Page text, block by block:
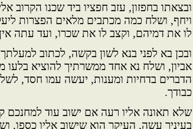
ובצאתו בחפזון, עזב חפציו ביד שכנו הקרוב
ויחף, ושלח כמה מכתבים מלאים הפצרות
לו את דמיהם, וקצב לו את שכרו, ועד עתה אין
ובכן בא לפני בנא לשון בקשה, לכתוב
אביון, ושלח נא אחד ממשרתיך להוציא בלעו
הדברים בדחיות ומענות, יעשה עמו חסד,
כבודך.
שלא תאונה אליו רעה אם ישוב עוד למחנכם
בעיניך עשה, העיקר הוא שישוב אליו כספו,